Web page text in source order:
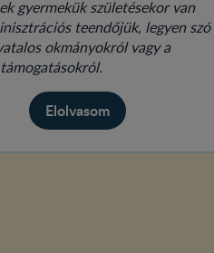
gyermekük születésekor van
teendőjük, legyen szó
okmányokról vagy a
Elolvasom